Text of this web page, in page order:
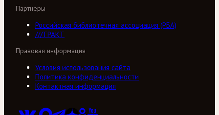
Партнеры
Российская библиотечная ассоциация (РБА)
///ТРАКТ
Правовая информация
Условия использования сайта
Политика конфиденциальности
Контактная информация